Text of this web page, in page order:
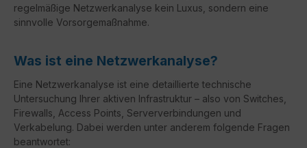
regelmäßige Netzwerkanalyse kein Luxus, sondern eine
sinnvolle Vorsorgemaßnahme.
Was ist eine Netzwerkanalyse?
Eine Netzwerkanalyse ist eine detaillierte technische
Untersuchung Ihrer aktiven Infrastruktur – also von Switches,
Firewalls, Access Points, Serververbindungen und
Verkabelung. Dabei werden unter anderem folgende Fragen
beantwortet: